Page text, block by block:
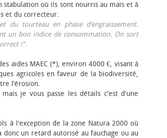
stabulation où ils sont nourris au maïs et à
et du correcteur.
tourteau en phase d’engraissement.
un bon indice de consommation. On sort
!".
aides MAEC (*), environ 4000 €, visant à
agricoles en faveur de la biodiversité,
l’érosion.
je vous passe les détails c'est d'une
à l'exception de la zone Natura 2000 où
un retard autorisé au fauchage ou au